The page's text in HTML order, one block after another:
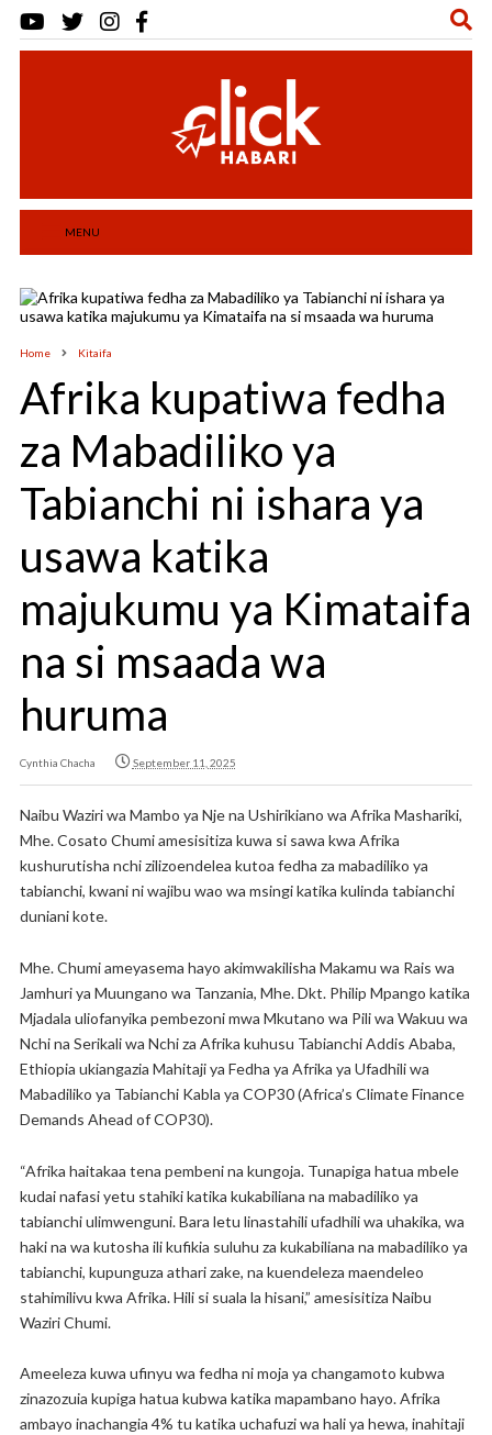
MENU
Home Kitaifa
Afrika kupatiwa fedha
za Mabadiliko ya
Tabianchi ni ishara ya
usawa katika
majukumu ya Kimataifa
na si msaada wa
huruma
Cynthia Chacha September 11, 2025
Naibu Waziri wa Mambo ya Nje na Ushirikiano wa Afrika Mashariki,
Mhe. Cosato Chumi amesisitiza kuwa si sawa kwa Afrika
kushurutisha nchi zilizoendelea kutoa fedha za mabadiliko ya
tabianchi, kwani ni wajibu wao wa msingi katika kulinda tabianchi
duniani kote.
Mhe. Chumi ameyasema hayo akimwakilisha Makamu wa Rais wa
Jamhuri ya Muungano wa Tanzania, Mhe. Dkt. Philip Mpango katika
Mjadala uliofanyika pembezoni mwa Mkutano wa Pili wa Wakuu wa
Nchi na Serikali wa Nchi za Afrika kuhusu Tabianchi Addis Ababa,
Ethiopia ukiangazia Mahitaji ya Fedha ya Afrika ya Ufadhili wa
Mabadiliko ya Tabianchi Kabla ya COP30 (Africa’s Climate Finance
Demands Ahead of COP30).
“Afrika haitakaa tena pembeni na kungoja. Tunapiga hatua mbele
kudai nafasi yetu stahiki katika kukabiliana na mabadiliko ya
tabianchi ulimwenguni. Bara letu linastahili ufadhili wa uhakika, wa
haki na wa kutosha ili kufikia suluhu za kukabiliana na mabadiliko ya
tabianchi, kupunguza athari zake, na kuendeleza maendeleo
stahimilivu kwa Afrika. Hili si suala la hisani,” amesisitiza Naibu
Waziri Chumi.
Ameeleza kuwa ufinyu wa fedha ni moja ya changamoto kubwa
zinazozuia kupiga hatua kubwa katika mapambano hayo. Afrika
ambayo inachangia 4% tu katika uchafuzi wa hali ya hewa, inahitaji